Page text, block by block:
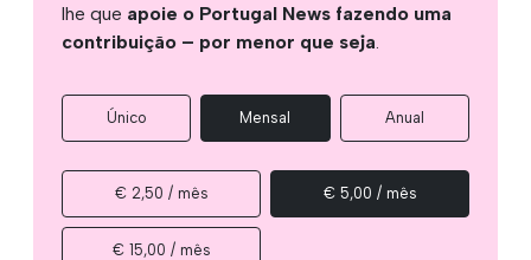
lhe que apoie o Portugal News fazendo uma
contribuição – por menor que seja.
Único Mensal Anual
€ 2,50 / mês € 5,00 / mês
€ 15,00 / mês